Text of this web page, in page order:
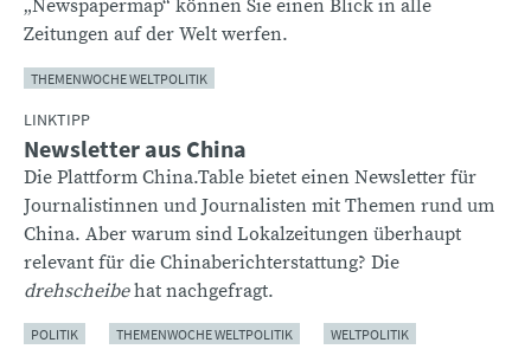
„Newspapermap“ können Sie einen Blick in alle
Zeitungen auf der Welt werfen.
THEMENWOCHE WELTPOLITIK
LINKTIPP
Newsletter aus China
Die Plattform China.Table bietet einen Newsletter für
Journalistinnen und Journalisten mit Themen rund um
China. Aber warum sind Lokalzeitungen überhaupt
relevant für die Chinaberichterstattung? Die
drehscheibehat nachgefragt.
POLITIK THEMENWOCHE WELTPOLITIK WELTPOLITIK